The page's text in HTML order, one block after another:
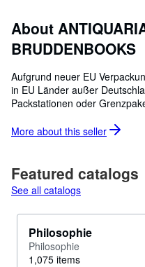
Help
About
BRUDDENBOOKS
Aufgrund neuer EU
in EU Länder außer
Packstationen oder
weiterhin möglich. Due to
border parcel services remain
outside the EU and Russia
More about this seller
Featured catalogs
See all catalogs
Philosophie
Philosophie
1,075 items